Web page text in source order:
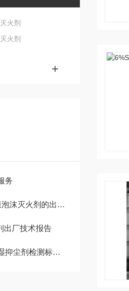
火剂
火剂
务
火剂的出厂检测效果
出厂技术报告
剂检测标准和报告